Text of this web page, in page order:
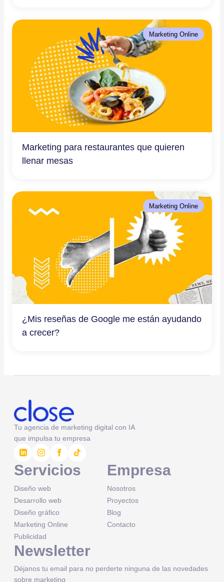
Marketing Online
Marketing para restaurantes que quieren
llenar mesas
Marketing Online
¿Mis reseñas de Google me están ayudando
a crecer?
Tu agencia de marketing digital con IA
que impulsa tu empresa
Servicios
Diseño web
Desarrollo web
Diseño gráfico
Marketing Online
Publicidad
Empresa
Nosotros
Proyectos
Blog
Contacto
Newsletter
Déjanos tu email para no perderte ninguna de las novedades
sobre marketing